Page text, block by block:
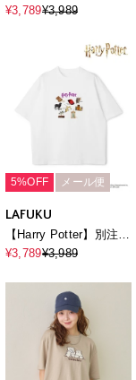
ービーグラフィックプ
Movie Scene Graphic
T-Shirt《UNISEX》
¥3,789¥3,989
5%OFF メール便
LAFUKU
【Harry Potter】別注 /
ハリー・ポッターグラ
Over Harf Sleeve
Graphic T-
shirt《UNISEX》
¥3,789¥3,989